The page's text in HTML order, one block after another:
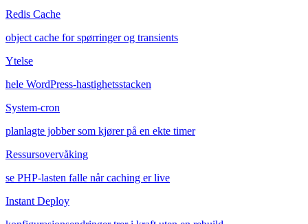
Redis Cache
object cache for spørringer og transients
Ytelse
hele WordPress-hastighetsstacken
System-cron
planlagte jobber som kjører på en ekte timer
Ressursovervåking
se PHP-lasten falle når caching er live
Instant Deploy